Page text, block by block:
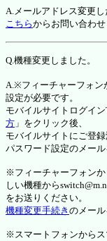
A.メールアドレス変更し
こちらからお問い合わせ
Q.機種変更しました。
A.※フィーチャーフォン
設定が必要です。
モバイルサイトログイン
方 」をクリック後、
モバイルサイトにご登
パスワード設定のメール
※フィーチャーフォン
しい機種から
をお送りください。
機種変更手続き のメール
※スマートフォンから